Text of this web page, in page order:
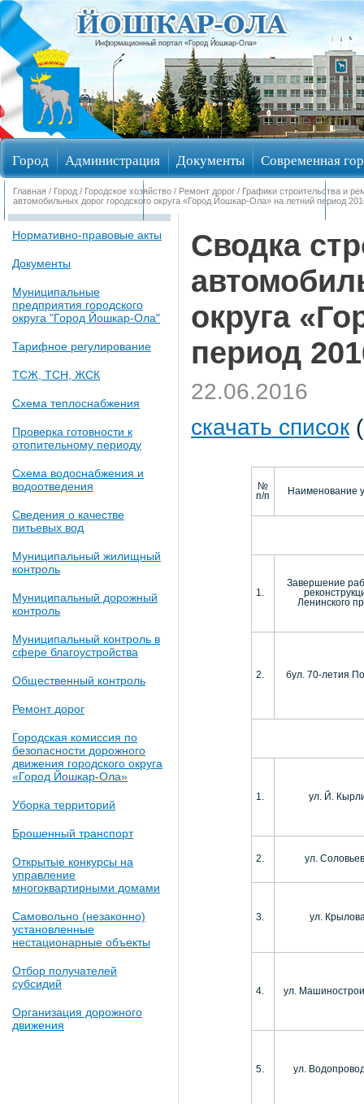
Информационный портал «Город Йошкар-Ола»
Город Администрация Документы Современная
Обращения граждан Общественные обсуждения
Главная / Город / Городское хозяйство / Ремонт дорог / Графики строительства и
автомобильных дорог городского округа «Город Йошкар-Ола» на летний период
Нормативно-правовые акты
Документы
Муниципальные
предприятия городского
округа "Город Йошкар-Ола"
Тарифное регулирование
ТСЖ, ТСН, ЖСК
Схема теплоснабжения
Проверка готовности к
отопительному периоду
Схема водоснабжения и
водоотведения
Сведения о качестве
питьевых вод
Муниципальный жилищный
контроль
Муниципальный дорожный
контроль
Муниципальный контроль в
сфере благоустройства
Общественный контроль
Ремонт дорог
Городская комиссия по
безопасности дорожного
движения городского округа
«Город Йошкар-Ола»
Уборка территорий
Брошенный транспорт
Открытые конкурсы на
управление
многоквартирными домами
Самовольно (незаконно)
установленные
нестационарные объекты
Отбор получателей
субсидий
Организация дорожного
движения
Сводка
округа
период
22.06.2016
скачать список
№
п/п
Наименование
1.
Завершение
Ленинского
2. бул. 70-летия
1. ул. Й.
2. ул.
3. ул.
4. ул.
5. ул.